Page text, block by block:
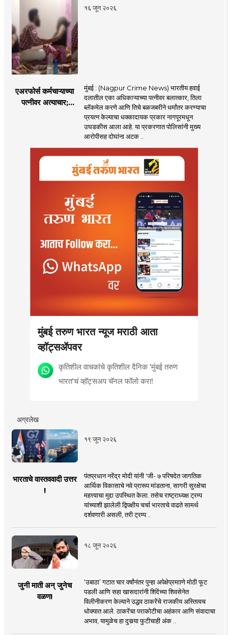
पणतू सात्यकी सावरकर
यांनी न्यायालयात सादर
केला दावा
१६ जून २०२६
एअरफोर्स कर्मचाऱ्याच्या
पत्नीवर अत्याचार;
मुंबई : (Nagpur Crime News) भारतीय हवाई
दलातील एका अधिकाऱ्याच्या पत्नीवर बलात्कार, तिला
ब्लॅकमेल करणे आणि तिचे बळजबरीने धर्मांतर करण्याचा
प्रयत्न केल्याचा धक्कादायक प्रकार नागपूरमधून
उघडकीस आला आहे. या प्रकरणात पोलिसांनी मुख्य
आरोपीसह दोघांना अटक ..
मुंबई तरुण भारत न्यूज मराठी आता
व्हॉट्सॲपवर
कृतिशील वाचकांचे कृतिशील दैनिक 'मुंबई तरुण
भारत'चं व्हॉट्सअप चॅनल फॉलो करा!
अग्रलेख
१९ जून २०२६
भारताचे वास्तववादी उत्तर
!
पंतप्रधान नरेंद्र मोदी यांनी 'जी- ७ परिषदेत जागतिक
आर्थिक विकासाचे नवे प्रारूप मांडताना, सागरी सुरक्षेचा
महत्त्वाचा मुद्दा उपस्थित केला. तसेच राष्ट्राध्यक्ष ट्रम्प
यांच्याशी झालेली द्विपक्षीय चर्चा भारताचे वाढते सामर्थ
दर्शवणारी असली, तरी ट्रम्प ..
१८ जून २०२६
जुनी माती अन् जुनेच
वळण!
‘उबाठा’ गटात चार वर्षांनंतर पुन्हा अपेक्षेप्रमााणे मोठी फूट
पडली आणि सहा खासदारांनी शिंदेंच्या शिवसेनेत
विलीनीकरण केल्याने उद्धव ठाकरेंचे राजकीय अस्तित्वच
धोक्यात आले. ठाकरेंचा पराकोटीचा अहंकार आणि संवादाचा
अभाव, यामुळेच हा दुसर्‍या फुटीचाही अंक ..